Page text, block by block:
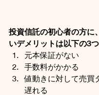
投資信託の初心者の方に
いデメリットは以下の3つ
元本保証がない
手数料がかかる
値動きに対して売買
遅れる